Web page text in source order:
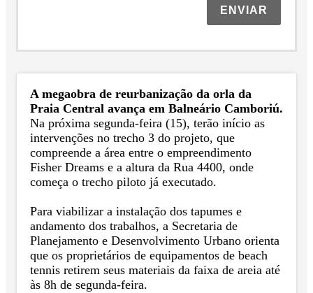
ENVIAR
A megaobra de reurbanização da orla da
Praia Central avança em Balneário Camboriú.
Na próxima segunda-feira (15), terão início as
intervenções no trecho 3 do projeto, que
compreende a área entre o empreendimento
Fisher Dreams e a altura da Rua 4400, onde
começa o trecho piloto já executado.
Para viabilizar a instalação dos tapumes e
andamento dos trabalhos, a Secretaria de
Planejamento e Desenvolvimento Urbano orienta
que os proprietários de equipamentos de beach
tennis retirem seus materiais da faixa de areia até
às 8h de segunda-feira.